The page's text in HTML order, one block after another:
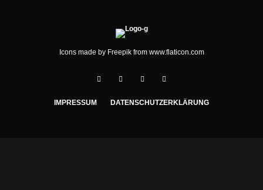
Icons made by Freepikfrom www.flaticon.com
IMPRESSUM DATENSCHUTZERKLÄRUNG